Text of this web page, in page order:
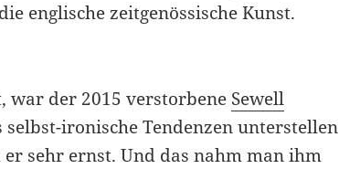
englische zeitgenössische Kunst.
war der 2015 verstorbene Sewell
ironische Tendenzen unterstellen
sehr ernst. Und das nahm man ihm